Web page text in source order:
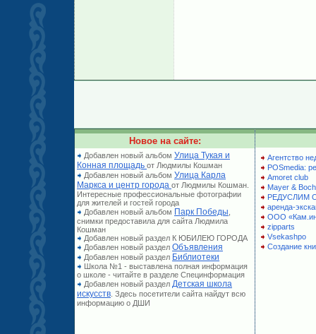
Новое на сайте:
Добавлен новый альбом Улица Тукая и
Конная площадь от Людмилы Кошман
Добавлен новый альбом Улица Карла
Маркса и центр города от Людмилы Кошман.
Интересные профессиональные фотографии
для жителей и гостей города
Добавлен новый альбом Парк Победы
снимки предоставила для сайта Людмила
Кошман
Добавлен новый раздел К ЮБИЛЕЮ ГОРОДА
Добавлен новый раздел Объявления
Добавлен новый раздел Библиотеки
Школа №1 - выставлена полная информация
о школе - читайте в разделе Специнформация
Добавлен новый раздел Детская школа
искусств . Здесь посетители сайта найдут всю
информацию о ДШИ
Агентство
POSmedia:
Amoret club
Mayer & Boch
РЕДУСЛИМ
аренда-
ООО
zipparts
Vsekashpo
Создание